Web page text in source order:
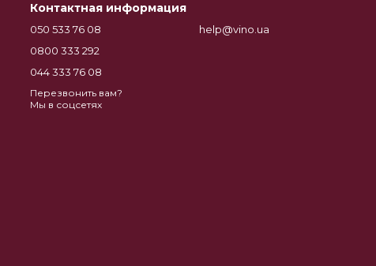
Контактная информация
050 533 76 08
0800 333 292
044 333 76 08
Перезвонить вам?
help@vino.ua
Мы в соцсетях